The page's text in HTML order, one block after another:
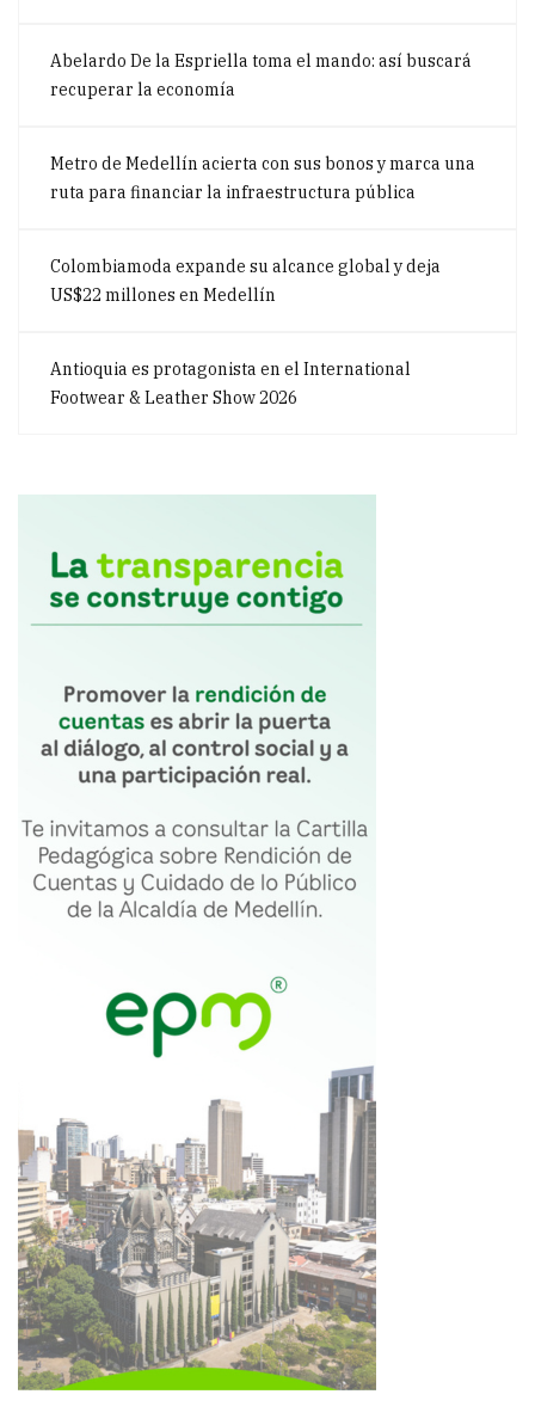
Abelardo De la Espriella toma el mando: así buscará
recuperar la economía
Metro de Medellín acierta con sus bonos y marca una
ruta para financiar la infraestructura pública
Colombiamoda expande su alcance global y deja
US$22 millones en Medellín
Antioquia es protagonista en el International
Footwear & Leather Show 2026